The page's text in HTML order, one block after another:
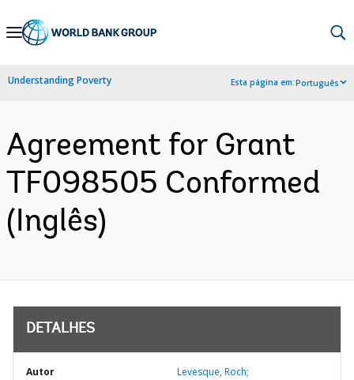
Skip
Navigation
Understanding Poverty Esta página em:Português
Agreement for Grant
TF098505 Conformed
(Inglês)
DETALHES
Autor Levesque, Roch;